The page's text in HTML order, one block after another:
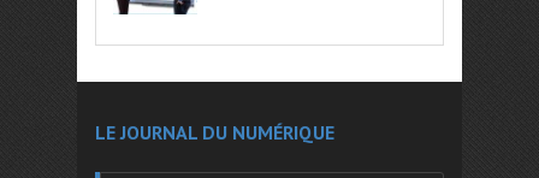
LE JOURNAL DU NUMÉRIQUE